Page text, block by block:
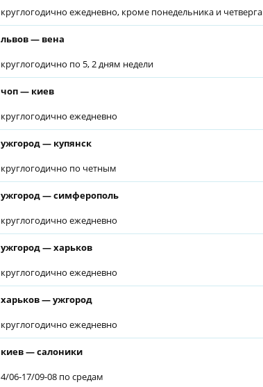
круглогодично ежедневно, кроме понедельника и четверга
львов — вена
круглогодично по 5, 2 дням недели
чоп — киев
круглогодично ежедневно
ужгород — купянск
круглогодично по четным
ужгород — симферополь
круглогодично ежедневно
ужгород — харьков
круглогодично ежедневно
харьков — ужгород
круглогодично ежедневно
киев — салоники
4/06-17/09-08 по средам